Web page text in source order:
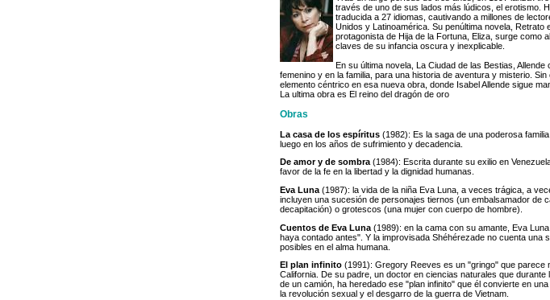
través de uno de sus lados más lúdicos, el erotismo.
traducida a 27 idiomas, cautivando a millones de
Unidos y Latinoamérica. Su penúltima novela,
protagonista de Hija de la Fortuna, Eliza, surge como
claves de su infancia oscura y inexplicable.
En su última novela, La Ciudad de las Bestias,
femenino y en la familia, para una historia de aventura y misterio.
elemento céntrico en esa nueva obra, donde Isabel Allende sigue
La ultima obra es El reino del dragón de oro
Obras
La casa de los espíritus (1982): Es la saga de una poderosa
luego en los años de sufrimiento y decadencia.
De amor y de sombra (1984): Escrita durante su exilio en
favor de la fe en la libertad y la dignidad humanas.
Eva Luna (1987): la vida de la niña Eva Luna, a veces trágica, a
incluyen una sucesión de personajes tiernos (un embalsamador de
decapitación) o grotescos (una mujer con cuerpo de hombre).
Cuentos de Eva Luna (1989): en la cama con su amante, Eva
haya contado antes". Y la improvisada Shéhérezade no cuenta una
posibles en el alma humana.
El plan infinito (1991): Gregory Reeves es un "gringo" que parece
California. De su padre, un doctor en ciencias naturales que
de un camión, ha heredado ese "plan infinito" que él convierte en
la revolución sexual y el desgarro de la guerra de Vietnam.